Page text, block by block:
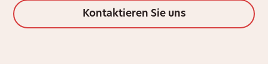
Kontaktieren Sie uns